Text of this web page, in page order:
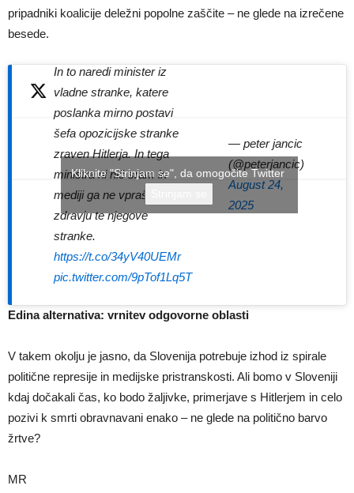
pripadniki koalicije deležni popolne zaščite – ne glede na izrečene
besede.
In to naredi minister iz
vladne stranke, katere
poslanka mirno postavi
šefa opozicijske stranke
zraven Hitlerja. In tega
ministra ni nič sram in
mediji ga ne vprašajo po
zdravju te njegove
stranke.
https://t.co/34yV40UEMr
pic.twitter.com/9pTof1Lq5T
— peter jancic
(@peterjancic)
August 24,
2025
Kliknite "Strinjam se", da omogočite Twitter
Edina alternativa: vrnitev odgovorne oblasti
V takem okolju je jasno, da Slovenija potrebuje izhod iz spirale
politične represije in medijske pristranskosti. Ali bomo v Sloveniji
kdaj dočakali čas, ko bodo žaljivke, primerjave s Hitlerjem in celo
pozivi k smrti obravnavani enako – ne glede na politično barvo
žrtve?
MR